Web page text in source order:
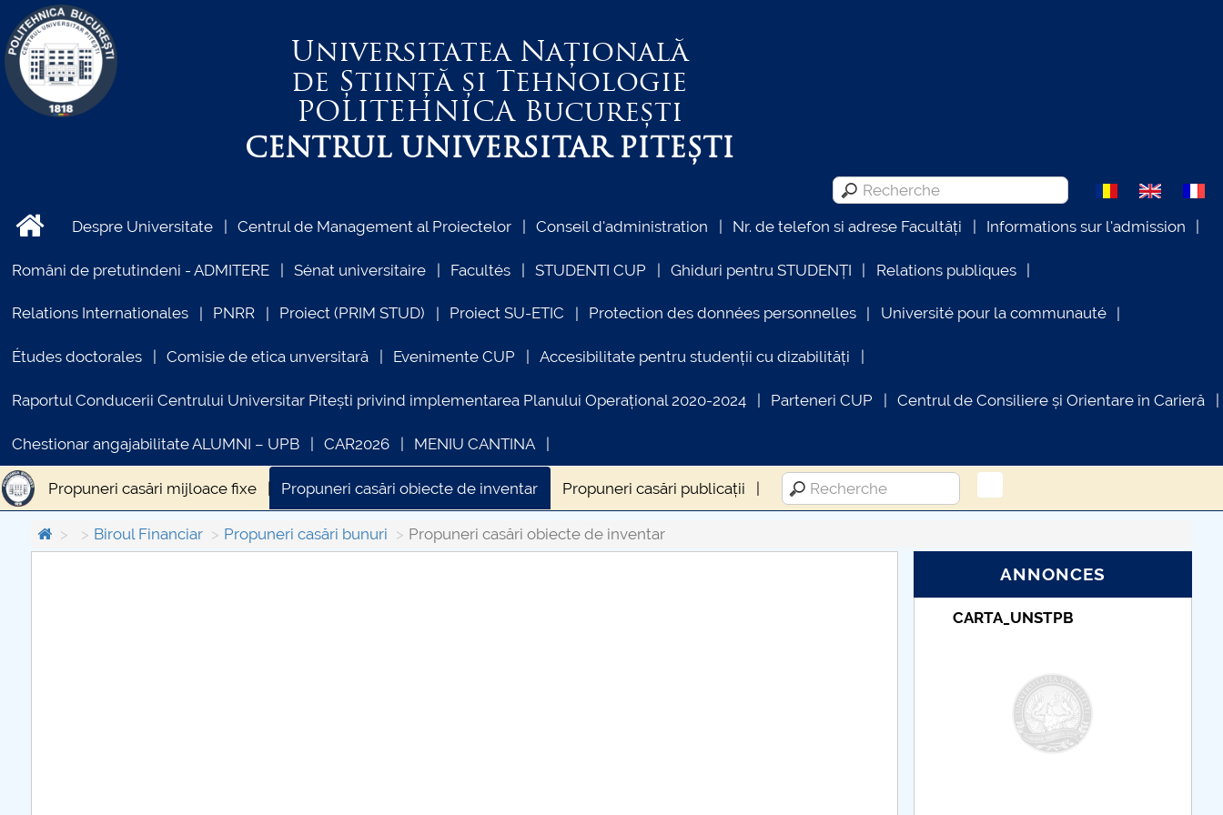
Universitatea Națională
de Știință și Tehnologie
POLITEHNICABucurești
CENTRUL UNIVERSITAR PITEȘTI
Despre Universitate Centrul de Management al Proiectelor Conseil d'administration Nr. de telefon si adrese Facultăți Informations sur l'admission
Români de pretutindeni - ADMITERE Sénat universitaire Facultés STUDENTI CUP Ghiduri pentru STUDENȚI Relations publiques
Relations Internationales PNRR Proiect (PRIM STUD) Proiect SU-ETIC Protection des données personnelles Université pour la communauté
Études doctorales Comisie de etica unversitară Evenimente CUP Accesibilitate pentru studenții cu dizabilități
Raportul Conducerii Centrului Universitar Pitești privind implementarea Planului Operațional 2020-2024 Parteneri CUP Centrul de Consiliere și Orientare în Carieră
Chestionar angajabilitate ALUMNI – UPB CAR2026 MENIU CANTINA
Propuneri casări mijloace fixe Propuneri casări obiecte de inventar Propuneri casări publicații
Biroul Financiar Propuneri casări bunuri Propuneri casări obiecte de inventar
ANNONCES
Taxe de școlarizare